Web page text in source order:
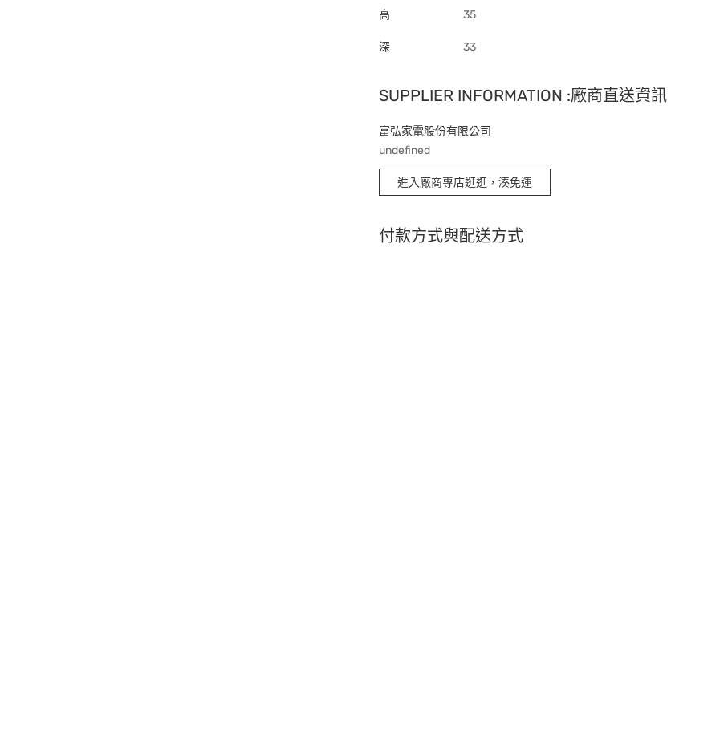
高 35
深 33
SUPPLIER INFORMATION :廠商直送資訊
富弘家電股份有限公司
undefined
進入廠商專店逛逛，湊免運
付款方式與配送方式